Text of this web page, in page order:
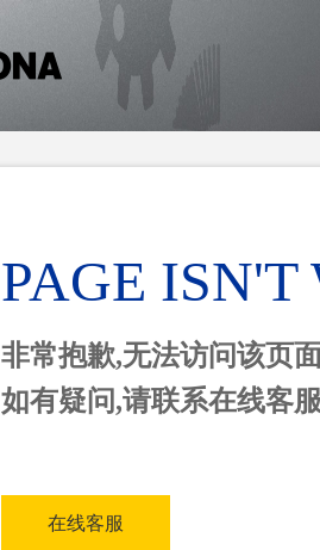
PAGE
非常抱歉,无法访问该页
如有疑问,请联系在线客
在线客服